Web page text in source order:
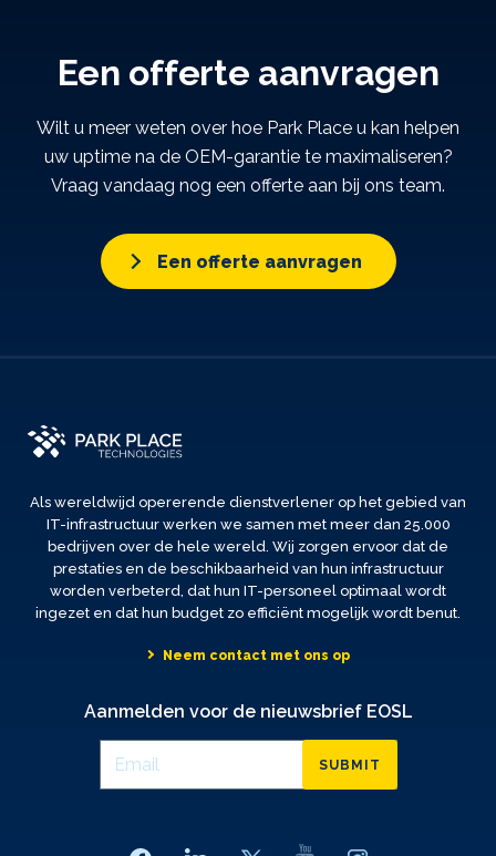
Een offerte aanvragen
Wilt u meer weten over hoe Park Place u kan helpen
uw uptime na de OEM-garantie te maximaliseren?
Vraag vandaag nog een offerte aan bij ons team.
Een offerte aanvragen
Als wereldwijd opererende dienstverlener op het gebied van
IT-infrastructuur werken we samen met meer dan 25.000
bedrijven over de hele wereld. Wij zorgen ervoor dat de
prestaties en de beschikbaarheid van hun infrastructuur
worden verbeterd, dat hun IT-personeel optimaal wordt
ingezet en dat hun budget zo efficiënt mogelijk wordt benut.
Neem contact met ons op
Aanmelden voor de nieuwsbrief EOSL
SUBMIT